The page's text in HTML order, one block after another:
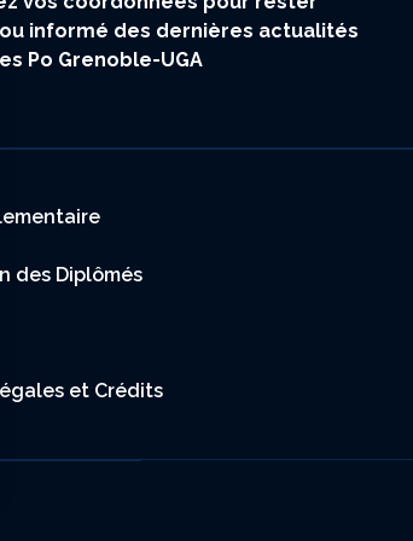
informé des dernières actualités
Po Grenoble-UGA
des Diplômés
et Crédits